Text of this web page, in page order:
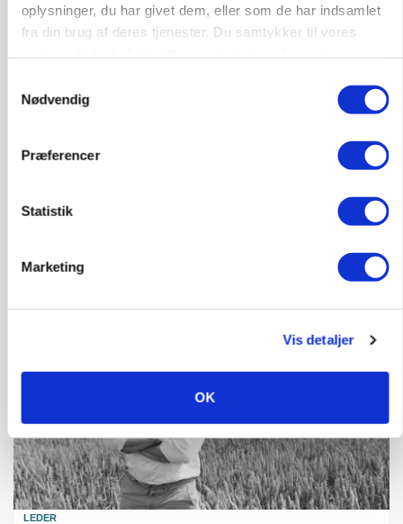
oplysninger, du har givet dem, eller som de har indsamlet
fra din brug af deres tjenester. Du samtykker til vores
Nødvendig
Præferencer
Statistik
Marketing
Vis detaljer
OK
BUSINESS
fordoble produktionen og behandle 800.000 ton
biomasse
LEDER